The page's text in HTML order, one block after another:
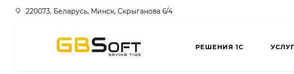
220073, Беларусь, Минск, Скрыганова 6/4
РЕШЕНИЯ 1С